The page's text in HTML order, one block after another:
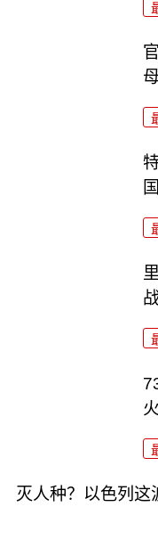
灭人种？以色列这